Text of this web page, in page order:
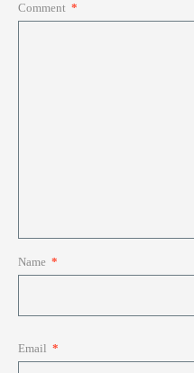
Comment *
Name *
Email *